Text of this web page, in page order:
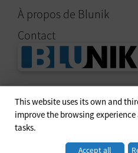
Spécialistes du
chronométrage et des
équipements pour le
À propos de Blunik
Contact
This website uses its own and
improve the browsing
tasks.
Accept all